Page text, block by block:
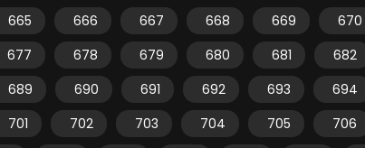
665
666 667 668 669 670
677
678 679 680 681 682
689
690 691 692 693 694
701
702 703 704 705 706